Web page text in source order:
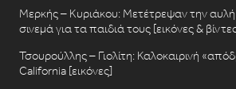
Μερκής – Κυριάκου: Μετέτρεψαν την αυλή
σινεμά για τα παιδιά τους [εικόνες &
Τσουρούλλης – Γιολίτη: Καλοκαιρινή
California [εικόνες]